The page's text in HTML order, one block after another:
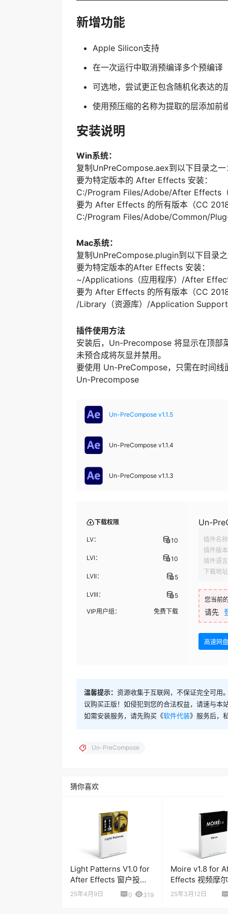
新增功能
Apple Silicon支持
在一次运行中取消预编译多个预编译
可选地，尝试更正包含随机化表达的
使用预压缩的名称为提取的层添加前
安装说明
Win系统：
复制UnPreCompose.aex到以下目录之一
要为特定版本的 After Effects 安装：
C:/Program Files/Adobe/After Effects
要为 After Effects 的所有版本（CC
C:/Program Files/Adobe/Common/
Mac系统：
复制UnPreCompose.plugin到以下目录
要为特定版本的After Effects 安装：
~/Applications（应用程序）/After
要为 After Effects 的所有版本（CC
/Library（资源库）/Application
插件使用方法
安装后，Un-Precompose 将显示在顶部
未预合成将灰显并禁用。
要使用 Un-PreCompose，只需在时间线
Un-Precompose
Un-PreCompose v1.1.5
Un-PreCompose v1.1.4
Un-PreCompose v1.1.3
下载权限
LV： 10
LVI： 10
LVII： 5
LVIII： 5
VIP用户组： 免费下载
Un-
插件名
插件版
插件语
下载地
您当前
请先
高速网盘
温馨提示： 资源收集于互联网，不保证完全可用
议购买正版！如侵犯到您的合法权益，请速与本
如需安装服务，请先购买《软件代装》服务后，
Un-PreCompose
猜你喜欢
Light Patterns V1.0 for
After Effects 窗户投影
动画脚本
25年4月9日 0 319
Moire v1.8 for
Effects 视频摩
25年3月12日